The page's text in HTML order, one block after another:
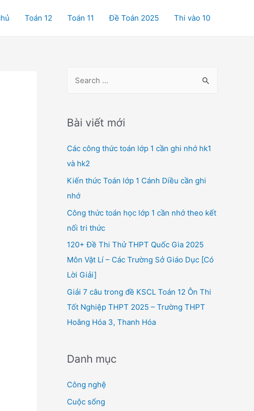
Toán 12 Toán 11 Đề Toán 2025 Thi vào 10
r
h
f
o
r
:
Bài viết mới
Các công thức toán lớp 1 cần ghi nhớ hk1
và hk2
Kiến thức Toán lớp 1 Cánh Diều cần ghi
nhớ
Công thức toán học lớp 1 cần nhớ theo kết
nối tri thức
120+ Đề Thi Thử THPT Quốc Gia 2025
Môn Vật Lí – Các Trường Sở Giáo Dục [Có
Lời Giải]
Giải 7 câu trong đề KSCL Toán 12 Ôn Thi
Tốt Nghiệp THPT 2025 – Trường THPT
Hoằng Hóa 3, Thanh Hóa
Danh mục
Công nghệ
Cuộc sống